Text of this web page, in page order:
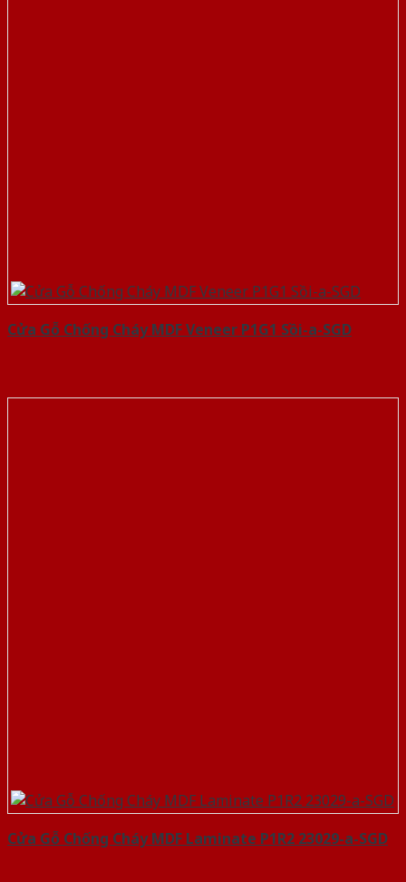
Cửa Gỗ Chống Cháy MDF Veneer P1G1 Sồi-a-SGD
Cửa Gỗ Chống Cháy MDF Laminate P1R2 23029-a-SGD